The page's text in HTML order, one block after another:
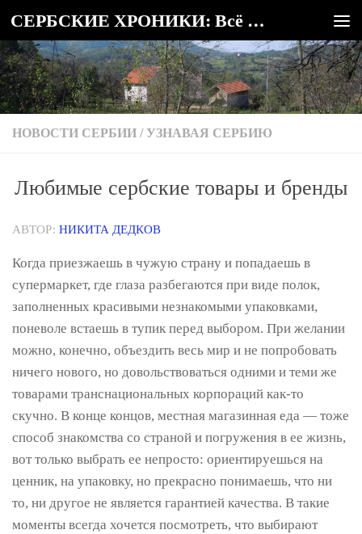
Под записью СЕРБСКИЕ ХРОНИКИ: Всё о Сербии
НОВОСТИ СЕРБИИ / УЗНАВАЯ СЕРБИЮ
Любимые сербские товары и бренды
АВТОР: НИКИТА ДЕДКОВ
Когда приезжаешь в чужую страну и попадаешь в
супермаркет, где глаза разбегаются при виде полок,
заполненных красивыми незнакомыми упаковками,
поневоле встаешь в тупик перед выбором. При желании
можно, конечно, объездить весь мир и не попробовать
ничего нового, но довольствоваться одними и теми же
товарами транснациональных корпораций как-то
скучно. В конце концов, местная магазинная еда — тоже
способ знакомства со страной и погружения в ее жизнь,
вот только выбрать ее непросто: ориентируешься на
ценник, на упаковку, но прекрасно понимаешь, что ни
то, ни другое не является гарантией качества. В такие
моменты всегда хочется посмотреть, что выбирают